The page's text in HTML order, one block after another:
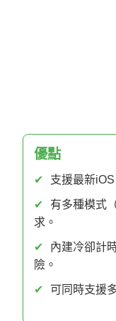
優點
✔ 支援最新
✔
有多種模式
求。
✔
內建冷卻計
險。
✔ 可同時支援